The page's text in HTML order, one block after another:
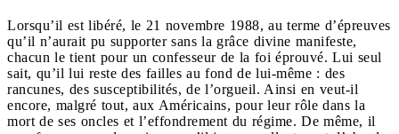
Lorsqu’il est libéré, le 21 novembre 1988, au terme d’épreuves
qu’il n’aurait pu supporter sans la grâce divine manifeste,
chacun le tient pour un confesseur de la foi éprouvé. Lui seul
sait, qu’il lui reste des failles au fond de lui-même : des
rancunes, des susceptibilités, de l’orgueil. Ainsi en veut-il
encore, malgré tout, aux Américains, pour leur rôle dans la
mort de ses oncles et l’effondrement du régime. De même, il